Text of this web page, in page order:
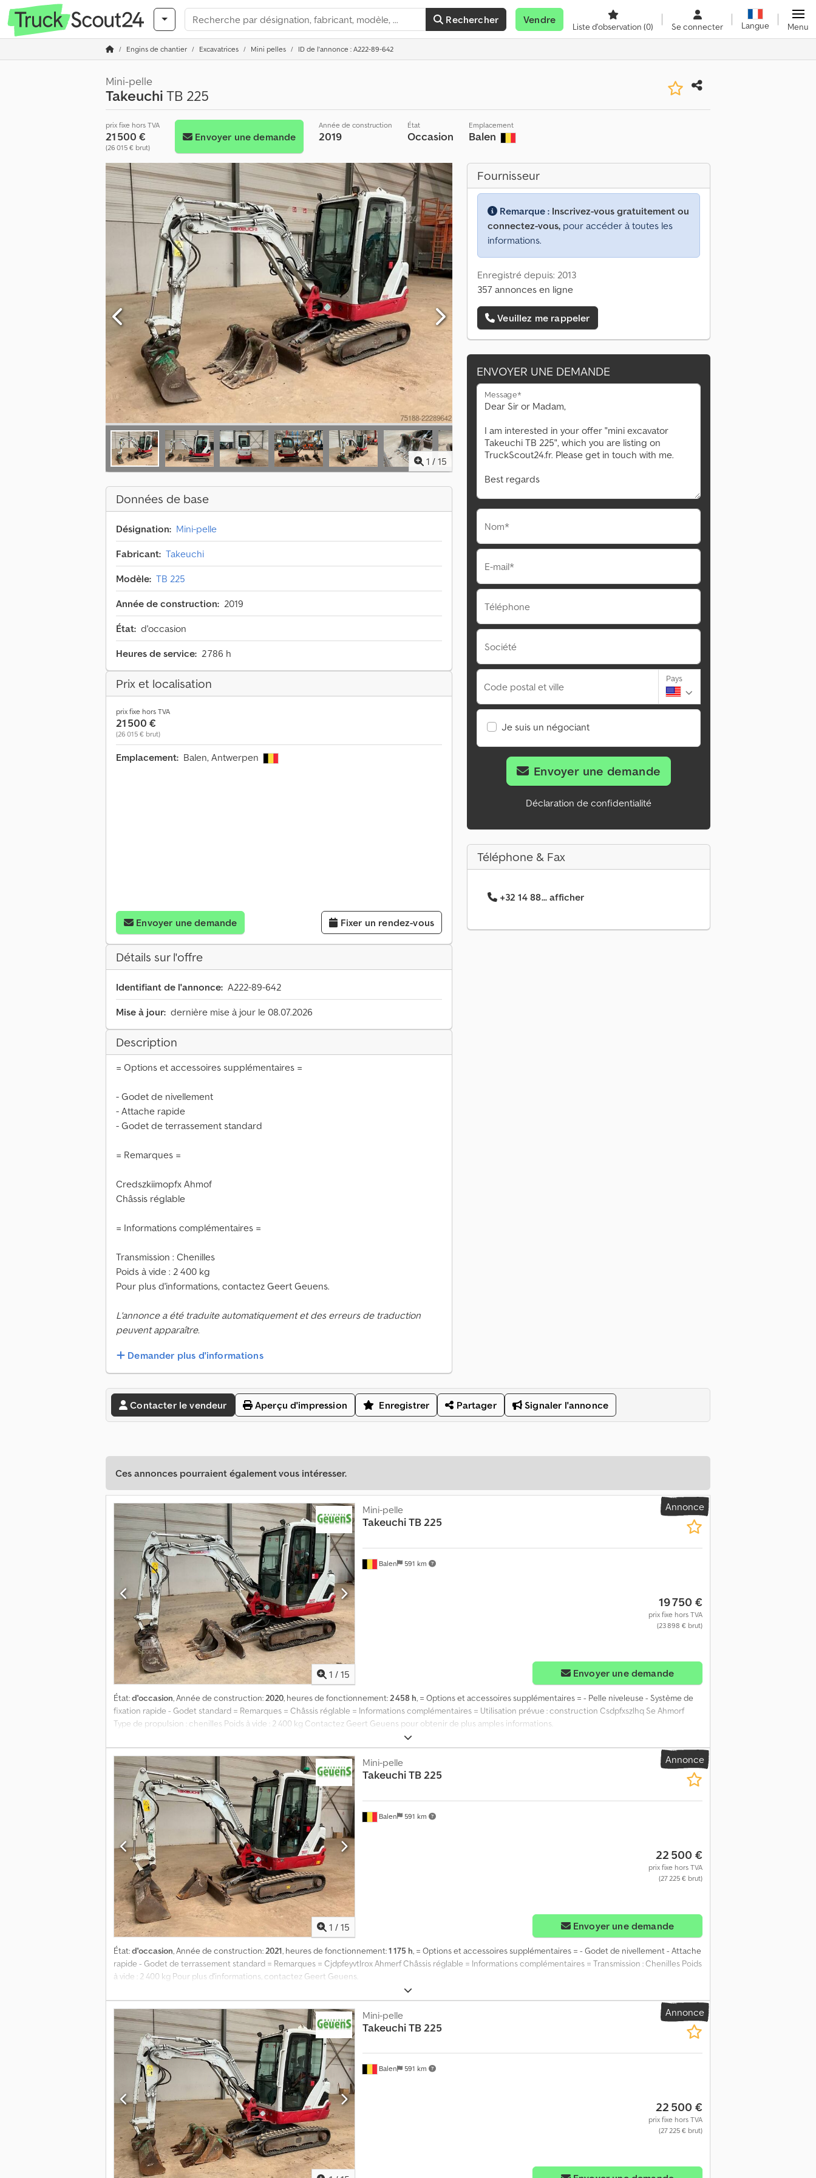
Rechercher Vendre
Liste d'observation (0) Se connecter Langue Menu
Engins de chantier Excavatrices Mini pelles ID de l'annonce : A222-89-642
Mini-pelle
TakeuchiTB 225
prix fixe hors TVA
21 500 €
(26 015 € brut)
Envoyer une demande
Année de construction
2019
État
Occasion
Emplacement
Balen
1 / 15
Données de base
Désignation: Mini-pelle
Fabricant: Takeuchi
Modèle: TB 225
Année de construction: 2019
État: d'occasion
Heures de service: 2 786 h
Prix et localisation
prix fixe hors TVA
21 500 €
(26 015 € brut)
Emplacement: Balen, Antwerpen
Envoyer une demande Fixer un rendez-vous
Détails sur l'offre
Identifiant de l'annonce: A222-89-642
Mise à jour: dernière mise à jour le 08.07.2026
Description
= Options et accessoires supplémentaires =
- Godet de nivellement
- Attache rapide
- Godet de terrassement standard
= Remarques =
Credszkiimopfx Ahmof
Châssis réglable
= Informations complémentaires =
Transmission : Chenilles
Poids à vide : 2 400 kg
Pour plus d'informations, contactez Geert Geuens.
L'annonce a été traduite automatiquement et des erreurs de traduction
peuvent apparaître.
Demander plus d'informations
Fournisseur
Remarque : Inscrivez-vous gratuitement ou
connectez-vous, pour accéder à toutes les
informations.
Enregistré depuis: 2013
357 annonces en ligne
Veuillez me rappeler
ENVOYER UNE DEMANDE
Message*
Nom*
E-mail*
Téléphone
Société
Code postal et ville
Pays
Je suis un négociant
Envoyer une demande
Déclaration de confidentialité
Téléphone & Fax
+32 14 88... afficher
Contacter le vendeur Aperçu d'impression Enregistrer Partager Signaler l'annonce
Ces annonces pourraient également vous intéresser.
Annonce
1 / 15
Balen 591 km
Mini-pelle
TakeuchiTB 225
19 750 €
prix fixe hors TVA
(23 898 € brut)
Envoyer une demande
État:d'occasion, Année de construction:2020, heures de fonctionnement:2 458 h, = Options et accessoires supplémentaires = - Pelle niveleuse - Système de
fixation rapide - Godet standard = Remarques = Châssis réglable = Informations complémentaires = Utilisation prévue : construction Csdpfxszlhq Se Ahmorf
Type de propulsion : chenilles Poids à vide : 2 400 kg Contactez Geert Geuens pour obtenir de plus amples informations.
Annonce
1 / 15
Balen 591 km
Mini-pelle
TakeuchiTB 225
22 500 €
prix fixe hors TVA
(27 225 € brut)
Envoyer une demande
État:d'occasion, Année de construction:2021, heures de fonctionnement:1 175 h, = Options et accessoires supplémentaires = - Godet de nivellement - Attache
rapide - Godet de terrassement standard = Remarques = Cjdpfeyvtlrox Ahmerf Châssis réglable = Informations complémentaires = Transmission : Chenilles Poids
à vide : 2 400 kg Pour plus d'informations, contactez Geert Geuens.
Annonce
Balen 591 km
Mini-pelle
TakeuchiTB 225
22 500 €
prix fixe hors TVA
(27 225 € brut)